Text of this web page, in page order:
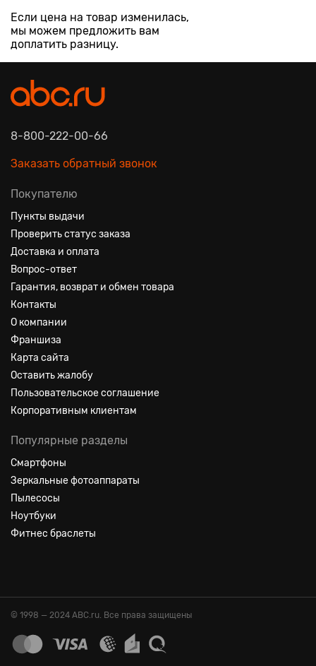
Если цена на товар изменилась,
мы можем предложить вам
доплатить разницу.
8-800-222-00-66
Заказать обратный звонок
Покупателю
Пункты выдачи
Проверить статус заказа
Доставка и оплата
Вопрос-ответ
Гарантия, возврат и обмен товара
Контакты
О компании
Франшиза
Карта сайта
Оставить жалобу
Пользовательское соглашение
Корпоративным клиентам
Популярные разделы
Смартфоны
Зеркальные фотоаппараты
Пылесосы
Ноутбуки
Фитнес браслеты
© 1998 — 2024 ABC.ru. Все права защищены